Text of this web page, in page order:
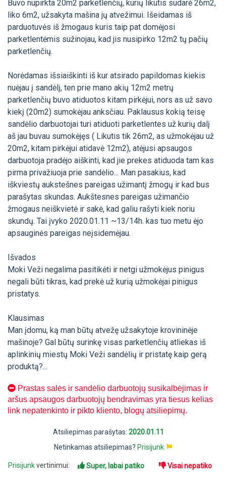
Buvo nupirkta 20m2 parketlenčių, kurių likutis sudarė 26m2,
liko 6m2, užsakyta mašina jų atvežimui. Išeidamas iš
parduotuvės iš žmogaus kuris taip pat domėjosi
parketlentėmis sužinojau, kad jis nusipirko 12m2 tų pačių
parketlenčių.
Norėdamas išsiaiškinti iš kur atsirado papildomas kiekis
nuėjau į sandėlį, ten prie mano akių 12m2 metrų
parketlenčių buvo atiduotos kitam pirkėjui, nors as už savo
kiekį (20m2) sumokėjau anksčiau. Paklausus kokią teisę
sandėlio darbuotojai turi atiduoti parketlentes už kurių dalį
aš jau buvau sumokėjęs ( Likutis tik 26m2, as užmokėjau už
20m2, kitam pirkėjui atidavė 12m2), atėjusi apsaugos
darbuotoja pradėjo aiškinti, kad jie prekes atiduoda tam kas
pirma privažiuoja prie sandėlio... Man pasakius, kad
iškviestų aukstešnes pareigas užimantį žmogų ir kad bus
parašytas skundas. Aukštesnes pareigas užimančio
žmogaus neiškvietė ir sakė, kad galiu rašyti kiek noriu
skundų. Tai įvyko 2020.01.11 ~13/14h. kas tuo metu ėjo
apsauginės pareigas neįsidemėjau.
Išvados
Moki Veži negalima pasitikėti ir netgi užmokėjus pinigus
negali būti tikras, kad prekė už kurią užmokėjai pinigus
pristatys.
Klausimas
Man įdomu, ką man būtų atvežę užsakytoje krovininėje
mašinoje? Gal būtų surinkę visas parketlenčių atliekas iš
aplinkinių miestų Moki Veži sandėlių ir pristatę kaip gerą
produktą?...
Prastas salės ir sandėlio darbuotojų susikalbėjimas ir
aršus apsaugos darbuotojų bendravimas yra tiesus kelias
link nepatenkinto ir pikto kliento, blogų atsiliepimų.
Atsiliepimas parašytas: 2020.01.11
Netinkamas atsiliepimas? Prisijunk
Prisijunkvertinimui: Super, labai patiko Visai nepatiko